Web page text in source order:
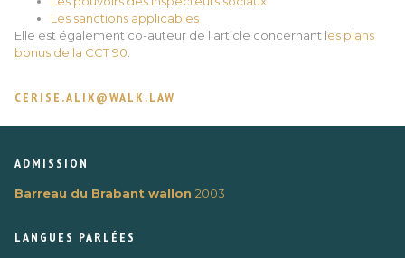
Les sanctions applicables
Elle est également co-auteur de l'article concernant les plans
bonus de la CCT 90
CERISE.ALIX@WALK.LAW
ADMISSION
Barreau du Brabant wallon 2003
LANGUES PARLÉES